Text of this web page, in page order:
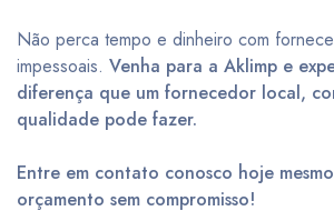
Não perca tempo e dinheiro com
impessoais. Venha para a Aklimp e
diferença que um fornecedor local,
qualidade pode fazer.
Entre em contato conosco hoje
orçamento sem compromisso!